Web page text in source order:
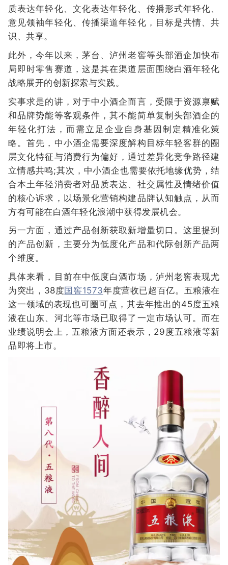
质表达年轻化、文化表达年轻化、传播形式年轻化、
意见领袖年轻化、传播渠道年轻化，目标是共情、共
识、共享。
此外，今年以来，茅台、泸州老窖等头部酒企加快布
局即时零售赛道，这是其在渠道层面围绕白酒年轻化
战略展开的创新探索与实践。
实事求是的讲，对于中小酒企而言，受限于资源禀赋
和品牌势能等客观条件，其不能简单复制头部酒企的
年轻化打法，而需立足企业自身基因制定精准化策
略。首先，中小酒企需要深度解构目标年轻客群的圈
层文化特征与消费行为偏好，通过差异化竞争路径建
立情感共鸣;其次，中小酒企也需要依托地缘优势，结
合本土年轻消费者对品质表达、社交属性及情绪价值
的核心诉求，以场景化营销构建品牌认知触点，从而
方有可能在白酒年轻化浪潮中获得发展机会。
另一方面，通过产品创新获取新增量切口。这里提到
的产品创新，主要分为低度化产品和代际创新产品两
个维度。
具体来看，目前在中低度白酒市场，泸州老窖表现尤
为突出，38度国窖1573年度营收已超百亿。五粮液在
这一领域的表现也可圈可点，其去年推出的45度五粮
液在山东、河北等市场已取得了一定市场认可。而在
业绩说明会上，五粮液方面还表示，29度五粮液等新
品即将上市。